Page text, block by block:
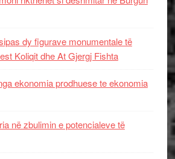
dy figurave monumentale të
Koliqit dhe At Gjergj Fishta
ekonomia prodhuese te ekonomia
në zbulimin e potencialeve të